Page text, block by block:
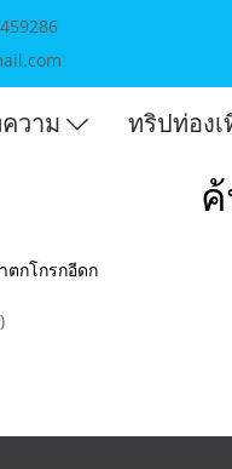
วาม ทริปท่องเ
ตกโกรกอีดก